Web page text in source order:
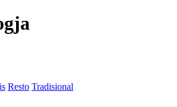
Resto Tradisional